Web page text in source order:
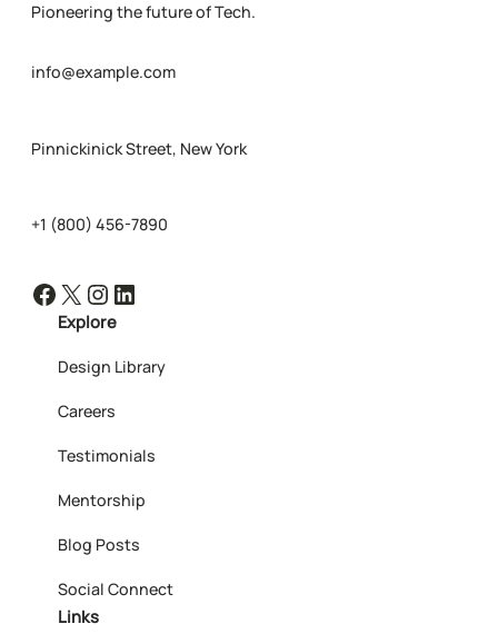
Pioneering the future of Tech.
info@example.com
Pinnickinick Street, New York
+1 (800) 456-7890
Facebook X Instagram LinkedIn
Explore
Design Library
Careers
Testimonials
Mentorship
Blog Posts
Social Connect
Links